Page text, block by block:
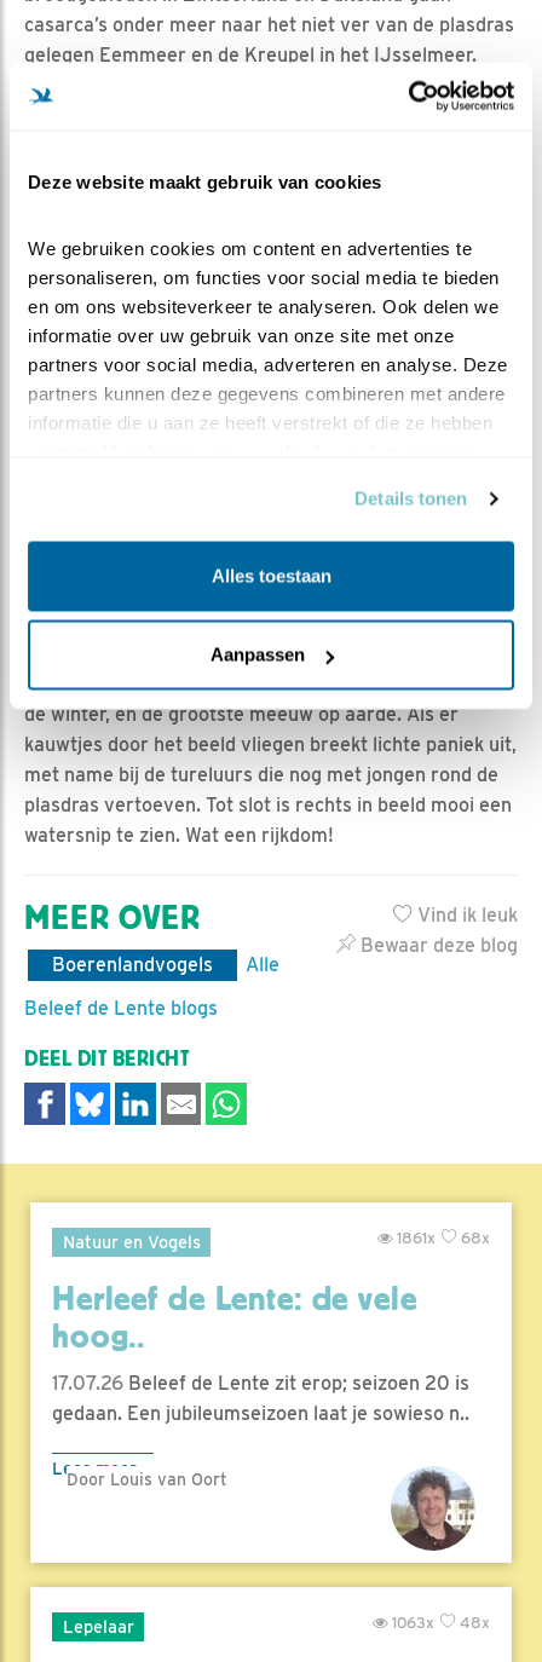
Deze website maakt gebruik van cookies
We gebruiken cookies om content en advertenties te
personaliseren, om functies voor social media te bieden
en om ons websiteverkeer te analyseren. Ook delen we
informatie over uw gebruik van onze site met onze
partners voor social media, adverteren en analyse. Deze
partners kunnen deze gegevens combineren met andere
informatie die u aan ze heeft verstrekt of die ze hebben
Details tonen
Alles toestaan
Aanpassen
casarca’s onder meer naar het niet ver van de plasdras
gelegen Eemmeer en de Kreupel in het IJsselmeer.
Daar ondergaan ze veilig voor predatoren hun
slagpenrui. Tot slot enthousiaste scholeksters voor wie
InAlarm op de plaseerst 2 kemphanen in beeld,
gaat vliegen vraag je je af waar het door komt. Zou het
toch die kiekendief zijn? Aardig wat grutto’s te zien
trouwens, met hun zwart-witte vleugels, bezig met
opvetten voor de grote trek terug naar Afrika
binnenkort. Zo’n grutto kan nonstop deze reis maken,
verbazingwekkend.
immers nog van groeien, op de achtergrond kluut en
kokmeeuwen en kleine mantels. De laatste soort is
zomers in veel gebieden tegenwoordig een algemene
meeuw. De grote mantelmeeuw is meer een vogel van
de winter, en de grootste meeuw op aarde. Als er
kauwtjes door het beeld vliegen breekt lichte paniek uit,
met name bij de tureluurs die nog met jongen rond de
plasdras vertoeven. Tot slot is rechts in beeld mooi een
watersnip te zien. Wat een rijkdom!
Vind ik leuk
Bewaar deze blog
MEER OVER
Boerenlandvogels
Alle
Beleef de Lente blogs
DEEL DIT BERICHT
Natuur en Vogels 68x
1861x
Herleef de Lente: de vele
hoog..
17.07.26 Beleef de Lente zit erop; seizoen 20 is
gedaan. Een jubileumseizoen laat je sowieso n..
Lees meer
Door Louis van Oort
Lepelaar 48x
1063x